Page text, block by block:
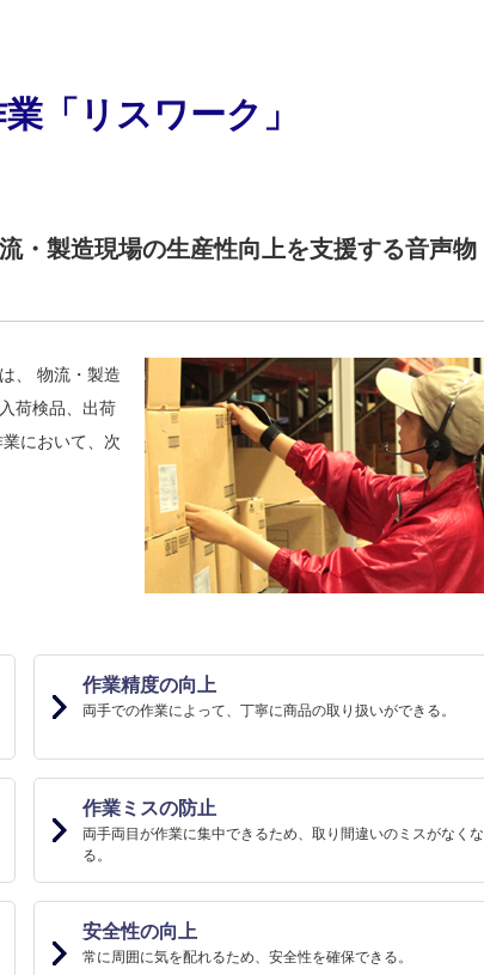
「リスワーク」
・製造現場の生産性向上を支援する音声物
、 物流・製造
荷検品、出荷
において、次
作業精度の向上
両手での作業によって、丁寧に商品の取り扱いができる。
作業ミスの防止
両手両目が作業に集中できるため、取り間違いのミスがなくな
る。
安全性の向上
常に周囲に気を配れるため、安全性を確保できる。